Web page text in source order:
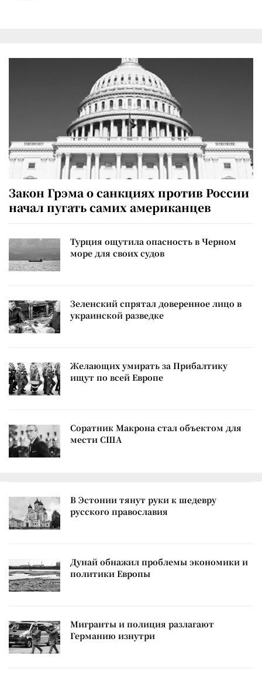
Закон Грэма о санкциях против России
начал пугать самих американцев
Турция ощутила опасность в Черном
море для своих судов
Зеленский спрятал доверенное лицо в
украинской разведке
Желающих умирать за Прибалтику
ищут по всей Европе
Соратник Макрона стал объектом для
мести США
В Эстонии тянут руки к шедевру
русского православия
Дунай обнажил проблемы экономики и
политики Европы
Мигранты и полиция разлагают
Германию изнутри